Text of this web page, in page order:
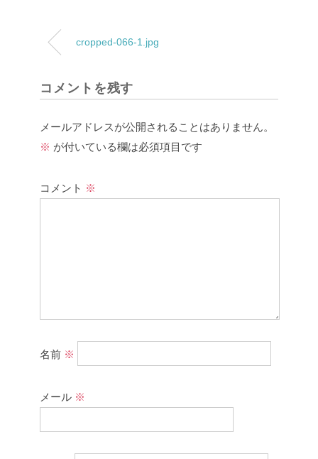
cropped-066-1.jpg
コメントを残す
メールアドレスが公開されることはありません。
※ が付いている欄は必須項目です
コメント ※
名前 ※
メール ※